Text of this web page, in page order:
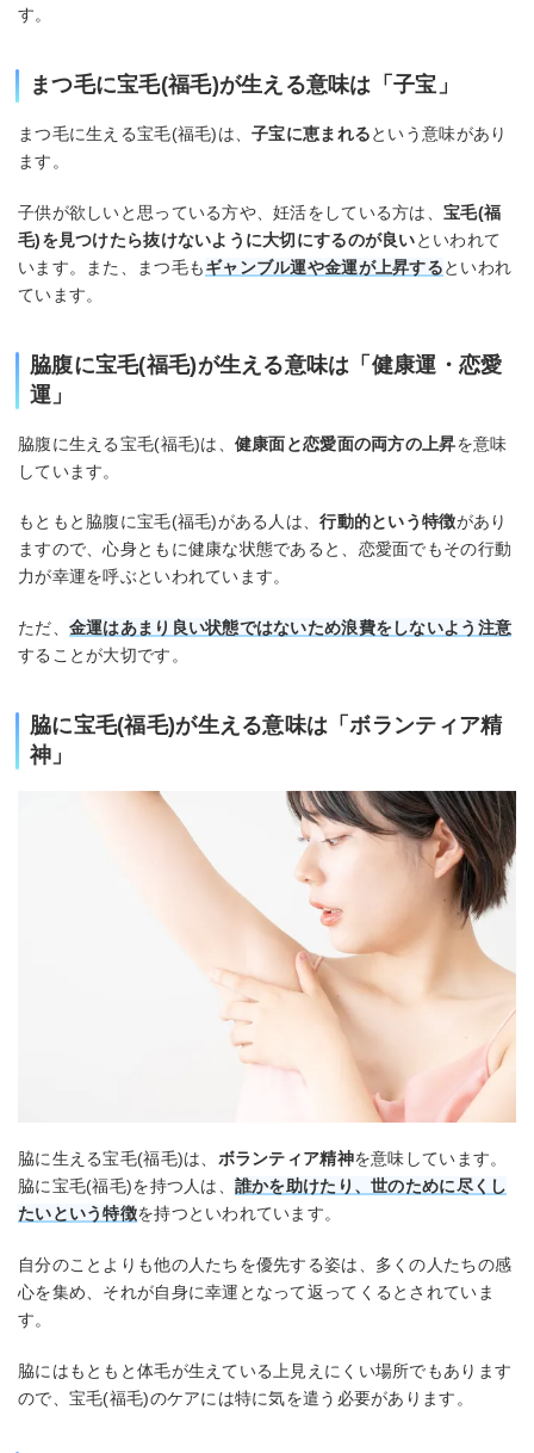
す。
まつ毛に宝毛(福毛)が生える意味は「子宝」
まつ毛に生える宝毛(福毛)は、子宝に恵まれるという意味があり
ます。
子供が欲しいと思っている方や、妊活をしている方は、 宝毛(福
毛)を見つけたら抜けないように大切にするのが良いといわれて
います。また、まつ毛もギャンブル運や金運が上昇するといわれ
ています。
脇腹に宝毛(福毛)が生える意味は「健康運・恋愛
運」
脇腹に生える宝毛(福毛)は、 健康面と恋愛面の両方の上昇を意味
しています。
もともと脇腹に宝毛(福毛)がある人は、行動的という特徴があり
ますので、心身ともに健康な状態であると、恋愛面でもその行動
力が幸運を呼ぶといわれています。
ただ、 金運はあまり良い状態ではないため浪費をしないよう注意
することが大切です。
脇に宝毛(福毛)が生える意味は「ボランティア精
神」
脇に生える宝毛(福毛)は、 ボランティア精神を意味しています。
脇に宝毛(福毛)を持つ人は、 誰かを助けたり、世のために尽くし
たいという特徴を持つといわれています。
自分のことよりも他の人たちを優先する姿は、多くの人たちの感
心を集め、それが自身に幸運となって返ってくるとされていま
す。
脇にはもともと体毛が生えている上見えにくい場所でもあります
ので、宝毛(福毛)のケアには特に気を遣う必要があります。